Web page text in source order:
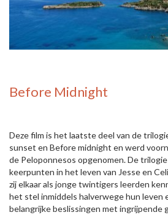
Before Midnight
Deze film is het laatste deel van de
sunset en Before midnight en werd
de Peloponnesos opgenomen. De
keerpunten in het leven van Jesse en
zij elkaar als jonge twintigers leerden
het stel inmiddels halverwege hun leven
belangrijke beslissingen met ingrijpende